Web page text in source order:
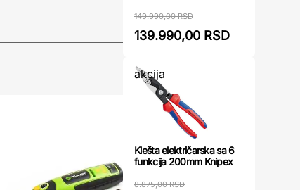
149.990,00 RSD
139.990,00 RSD
akcija
Klešta električarska sa 6
funkcija 200mm Knipex
8.875,00 RSD